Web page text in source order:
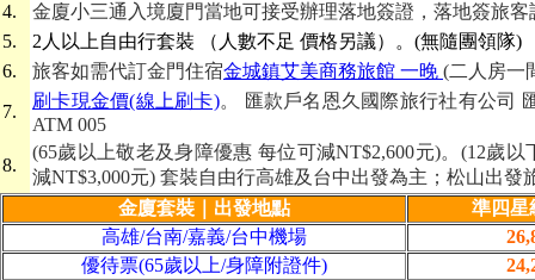
4.
金廈小三通入境廈門當地可接受辦理落地簽證，落地簽旅
5.
2人以上自由行套裝 （人數不足 價格另議）。(無隨團領隊)
6.
旅客如需代訂金門住宿金城鎮艾美商務旅館 一晚 (二人房一
7.
刷卡現金價(線上刷卡)。 匯款戶名恩久國際旅行社有公司
ATM 005
8.
(65歲以上敬老及身障優惠 每位可減NT$2,600元)。(12歲
減NT$3,000元) 套裝自由行高雄及台中出發為主；松山出發
金廈套裝｜出發地點
準四星
高雄/台南/嘉義/台中機場
優待票(65歲以上/身障附證件)